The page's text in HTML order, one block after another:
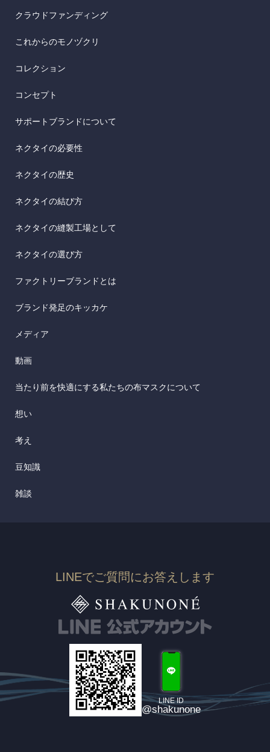
クラウドファンディング
これからのモノヅクリ
コレクション
コンセプト
サポートブランドについて
ネクタイの必要性
ネクタイの歴史
ネクタイの結び方
ネクタイの縫製工場として
ネクタイの選び方
ファクトリーブランドとは
ブランド発足のキッカケ
メディア
動画
当たり前を快適にする私たちの布マスクについて
想い
考え
豆知識
雑談
LINEでご質問にお答えします
LINE ID
@shakunone